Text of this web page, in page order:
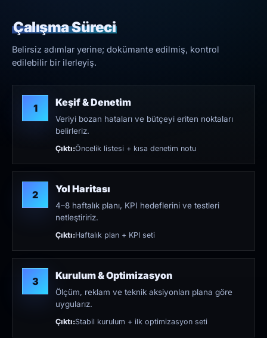
Çalışma Süreci
Belirsiz adımlar yerine; dokümante edilmiş, kontrol
edilebilir bir ilerleyiş.
1 Keşif & Denetim
Veriyi bozan hataları ve bütçeyi eriten noktaları
belirleriz.
Çıktı:Öncelik listesi + kısa denetim notu
2 Yol Haritası
4–8 haftalık planı, KPI hedeflerini ve testleri
netleştiririz.
Çıktı:Haftalık plan + KPI seti
3 Kurulum & Optimizasyon
Ölçüm, reklam ve teknik aksiyonları plana göre
uygularız.
Çıktı:Stabil kurulum + ilk optimizasyon seti